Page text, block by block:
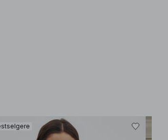
fit is sleek and fitted through the
draped design that enhances comfort
polished look. For size reference, please
it? We recommend checking the care
washing and avoiding high heat will help
condition.